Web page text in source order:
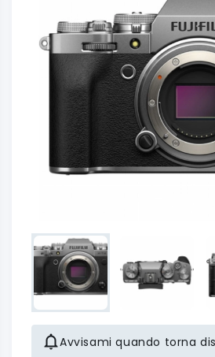
Avvisami quando torna